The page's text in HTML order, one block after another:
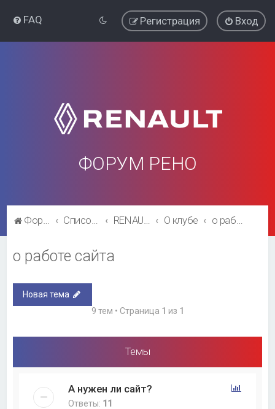
FAQ Вход
Регистрация
ФОРУМ РЕНО
Форум Рено Список форумов RENAULT SYMBOL CLUB О клубе о работе сайта
о работе сайта
Новая тема
9 тем • Страница 1 из 1
Темы
А нужен ли сайт?
Ответы: 11